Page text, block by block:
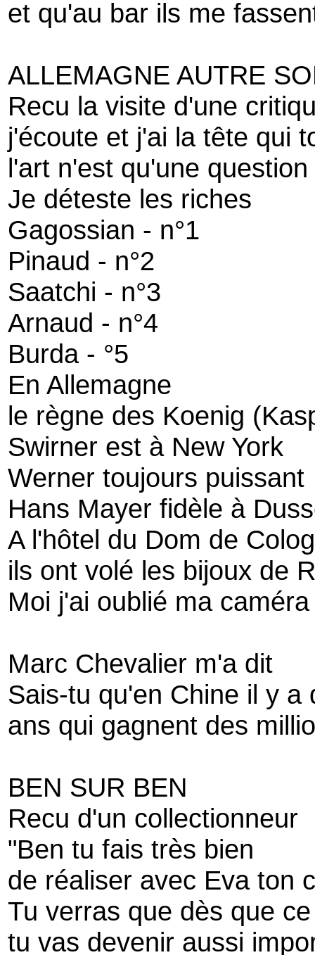
et qu'au bar ils me
ALLEMAGNE AUTRE
Recu la visite d'une
j'écoute et j'ai la tête qui
l'art n'est qu'une
Je déteste les riches
Gagossian - n°1
Pinaud - n°2
Saatchi - n°3
Arnaud - n°4
Burda - °5
En Allemagne
le règne des Koenig
Swirner est à New York
Werner toujours puissant
Hans Mayer fidèle à
A l'hôtel du Dom de
ils ont volé les bijoux de
Moi j'ai oublié ma
Marc Chevalier m'a dit
Sais-tu qu'en Chine il y
ans qui gagnent des
BEN SUR BEN
Recu d'un collectionneur
"Ben tu fais très bien
de réaliser avec Eva ton
Tu verras que dès que
tu vas devenir aussi